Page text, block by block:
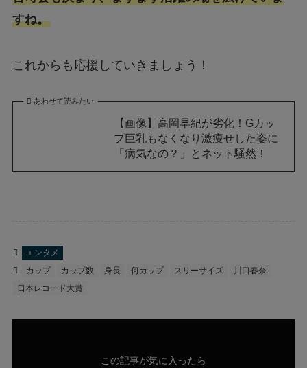
すね。
これからも応援していきましょう！
あわせて読みたい
【画像】高岡早紀が劣化！Gカッ
プ巨乳もなくなり激痩せした姿に
「病気なの？」とネット騒然！
エンタメ
カップ
カップ数 身長 何カップ スリーサイズ
川口春奈
日本レコード大賞
この記事が気に入ったら